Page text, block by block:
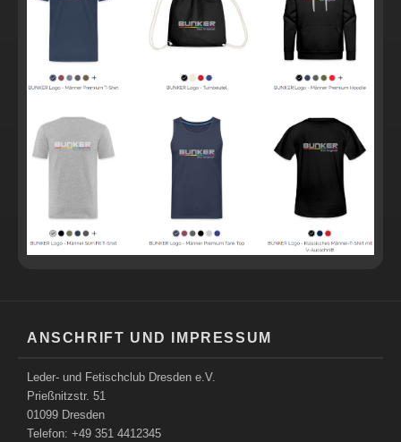
ANSCHRIFT UND IMPRESSUM
Leder- und Fetischclub Dresden e.V.
Prießnitzstr. 51
01099 Dresden
Telefon: +49 351 4412345